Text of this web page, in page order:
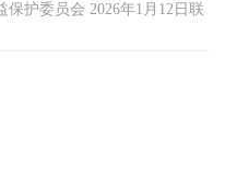
护委员会 2026年1月12日联